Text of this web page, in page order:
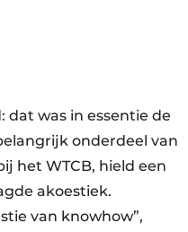
was in essentie de
onderdeel van
het WTCB, hield een
akoestiek.
van knowhow”,